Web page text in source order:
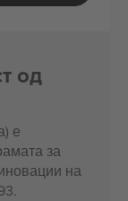
од
е
за
на